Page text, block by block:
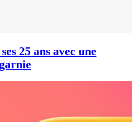
25 ans avec une